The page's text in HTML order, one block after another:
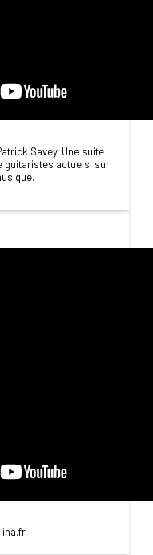
Savey. Une suite
guitaristes actuels, sur
ina.fr